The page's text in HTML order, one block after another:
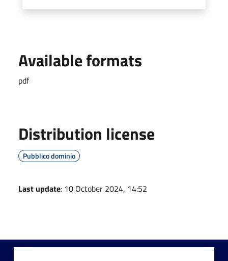
Available formats
pdf
Distribution license
Pubblico dominio
Last update: 10 October 2024, 14:52